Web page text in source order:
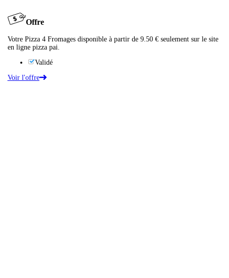
Offre
Votre Pizza 4 Fromages disponible à partir de 9.50 € seulement sur le site
en ligne pizza pai.
Validé
Voir l'offre